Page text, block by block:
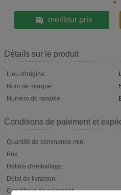
meilleur prix
Détails sur le produit
Lieu d'origine:
Nom de marque:
Numéro de modèle:
Conditions de paiement et
Quantité de commande min:
Prix:
Détails d'emballage:
Délai de livraison:
Conditions de paiement: